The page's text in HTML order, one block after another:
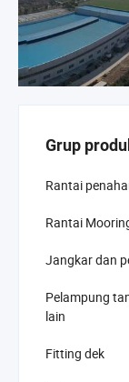
Grup
Rantai
Rantai
Jangkar dan
Pelampung
lain
Fitting dek